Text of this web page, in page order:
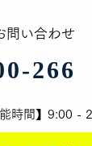
問い合わせ
266
能時間】​9:00 -